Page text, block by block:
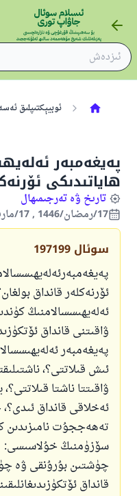
ئوبيېكتىپلىق
پەيغەمبەر
ھاياتىدىكى
تارىخ ۋە تەرجىمىھال
17/رمضان/1446 , 17/مارت/2025
سوئال 197199
ئۆرنەكلەر قانداق
ئەلەيھىسسالامنىڭ
ۋاقىتنى قانداق
پەيغەمبەر
ئىش قىلاتتى؟،
ۋاقىتتا ناشتا
ئەخلاقى قانداق
تەھەججۇت نامىزىدىن
سۆزۈمنىڭ خۇلاسىسى:
چۈشتىن بۇرۇنقى ۋە
قانداق